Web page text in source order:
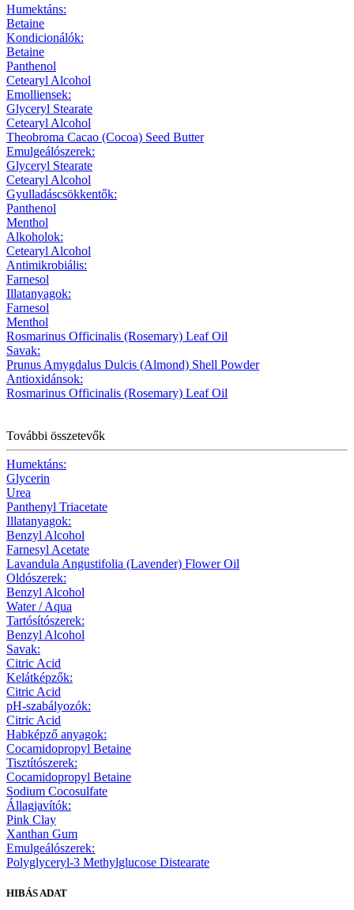
Humektáns:
Betaine
Kondicionálók:
Betaine
Panthenol
Cetearyl Alcohol
Emolliensek:
Glyceryl Stearate
Cetearyl Alcohol
Theobroma Cacao (Cocoa) Seed Butter
Emulgeálószerek:
Glyceryl Stearate
Cetearyl Alcohol
Gyulladáscsökkentők:
Panthenol
Menthol
Alkoholok:
Cetearyl Alcohol
Antimikrobiális:
Farnesol
Illatanyagok:
Farnesol
Menthol
Rosmarinus Officinalis (Rosemary) Leaf Oil
Savak:
Prunus Amygdalus Dulcis (Almond) Shell Powder
Antioxidánsok:
Rosmarinus Officinalis (Rosemary) Leaf Oil
További összetevők
Humektáns:
Glycerin
Urea
Panthenyl Triacetate
Illatanyagok:
Benzyl Alcohol
Farnesyl Acetate
Lavandula Angustifolia (Lavender) Flower Oil
Oldószerek:
Benzyl Alcohol
Water / Aqua
Tartósítószerek:
Benzyl Alcohol
Savak:
Citric Acid
Kelátképzők:
Citric Acid
pH-szabályozók:
Citric Acid
Habképző anyagok:
Cocamidopropyl Betaine
Tisztítószerek:
Cocamidopropyl Betaine
Sodium Cocosulfate
Állagjavítók:
Pink Clay
Xanthan Gum
Emulgeálószerek:
Polyglyceryl-3 Methylglucose Distearate
HIBÁS ADAT